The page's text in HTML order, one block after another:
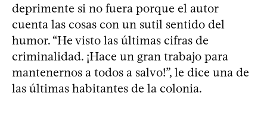
deprimente si no fuera porque el autor
cuenta las cosas con un sutil sentido del
humor. “He visto las últimas cifras de
criminalidad. ¡Hace un gran trabajo para
mantenernos a todos a salvo!”, le dice una de
las últimas habitantes de la colonia.